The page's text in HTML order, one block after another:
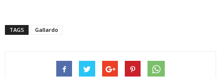
TAGS Gallardo